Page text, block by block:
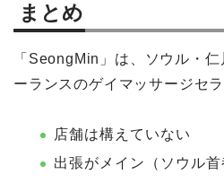
まとめ
「SeongMin」は、ソウル・
ーランスのゲイマッサージセラ
店舗は構えていない
出張がメイン（ソウル首